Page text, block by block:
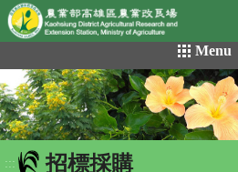
網頁置頂
到
主
要
內
容
區
Menu
::: 招標採購